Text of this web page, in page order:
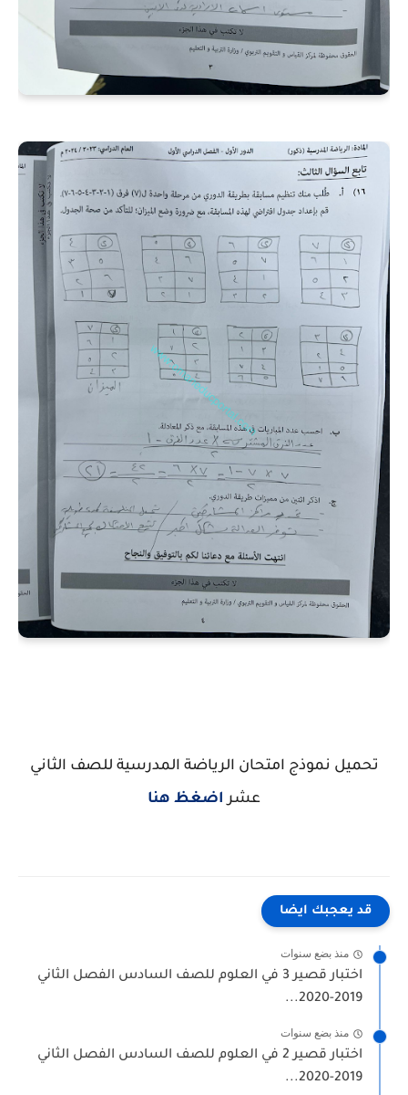
تحميل نموذج امتحان الرياضة المدرسية للصف الثاني
عشر اضغظ هنا
قد يعجبك ايضا
منذ بضع سنوات
اختبار قصير 3 في العلوم للصف السادس الفصل الثاني
2019-2020...
منذ بضع سنوات
اختبار قصير 2 في العلوم للصف السادس الفصل الثاني
2019-2020...